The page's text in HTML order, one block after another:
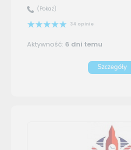
(Pokaż)
34 opinie
Aktywność: 6 dni temu
Szczegóły